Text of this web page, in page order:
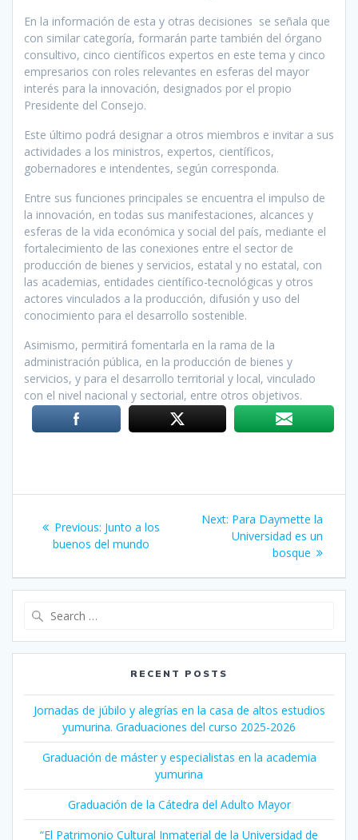
En la información de esta y otras decisiones se señala que
con similar categoría, formarán parte también del órgano
consultivo, cinco científicos expertos en este tema y cinco
empresarios con roles relevantes en esferas del mayor
interés para la innovación, designados por el propio
Presidente del Consejo.
Este último podrá designar a otros miembros e invitar a sus
actividades a los ministros, expertos, científicos,
gobernadores e intendentes, según corresponda.
Entre sus funciones principales se encuentra el impulso de
la innovación, en todas sus manifestaciones, alcances y
esferas de la vida económica y social del país, mediante el
fortalecimiento de las conexiones entre el sector de
producción de bienes y servicios, estatal y no estatal, con
las academias, entidades científico-tecnológicas y otros
actores vinculados a la producción, difusión y uso del
conocimiento para el desarrollo sostenible.
Asimismo, permitirá fomentarla en la rama de la
administración pública, en la producción de bienes y
servicios, y para el desarrollo territorial y local, vinculado
con el nivel nacional y sectorial, entre otros objetivos.
navigation
Previous: Previous
post:
Junto a los
buenos del mundo
Next: Next
post:
Para Daymette la
Universidad es un
bosque
RECENT POSTS
Jornadas de júbilo y alegrías en la casa de altos estudios
yumurina. Graduaciones del curso 2025-2026
Graduación de máster y especialistas en la academia
yumurina
Graduación de la Cátedra del Adulto Mayor
“El Patrimonio Cultural Inmaterial de la Universidad de